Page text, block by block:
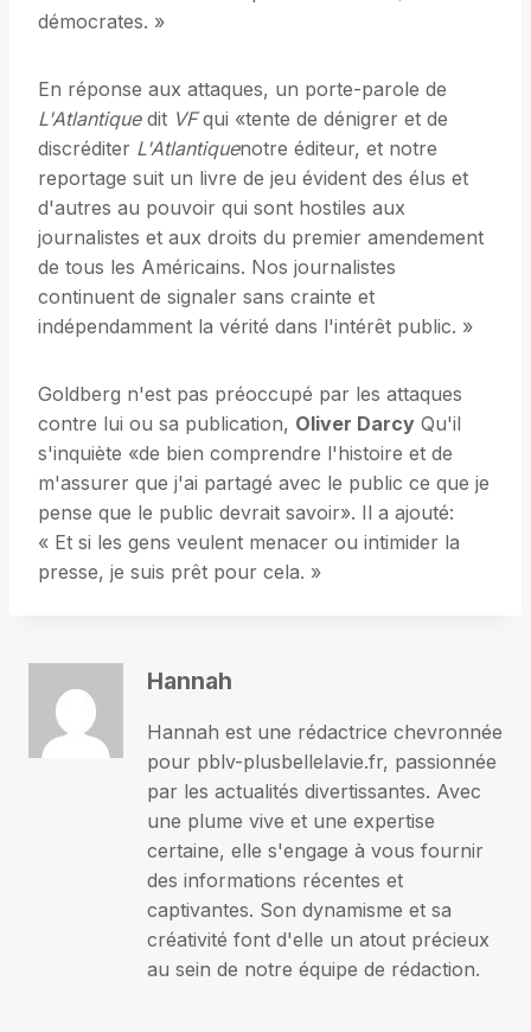
démocrates. »
En réponse aux attaques, un porte-parole de
L'Atlantiquedit VFqui «tente de dénigrer et de
discréditer L'Atlantiquenotre éditeur, et notre
reportage suit un livre de jeu évident des élus et
d'autres au pouvoir qui sont hostiles aux
journalistes et aux droits du premier amendement
de tous les Américains. Nos journalistes
continuent de signaler sans crainte et
indépendamment la vérité dans l'intérêt public. »
Goldberg n'est pas préoccupé par les attaques
contre lui ou sa publication, Oliver Darcy Qu'il
s'inquiète «de bien comprendre l'histoire et de
m'assurer que j'ai partagé avec le public ce que je
pense que le public devrait savoir». Il a ajouté:
« Et si les gens veulent menacer ou intimider la
presse, je suis prêt pour cela. »
Hannah
Hannah est une rédactrice chevronnée
pour pblv-plusbellelavie.fr, passionnée
par les actualités divertissantes. Avec
une plume vive et une expertise
certaine, elle s'engage à vous fournir
des informations récentes et
captivantes. Son dynamisme et sa
créativité font d'elle un atout précieux
au sein de notre équipe de rédaction.